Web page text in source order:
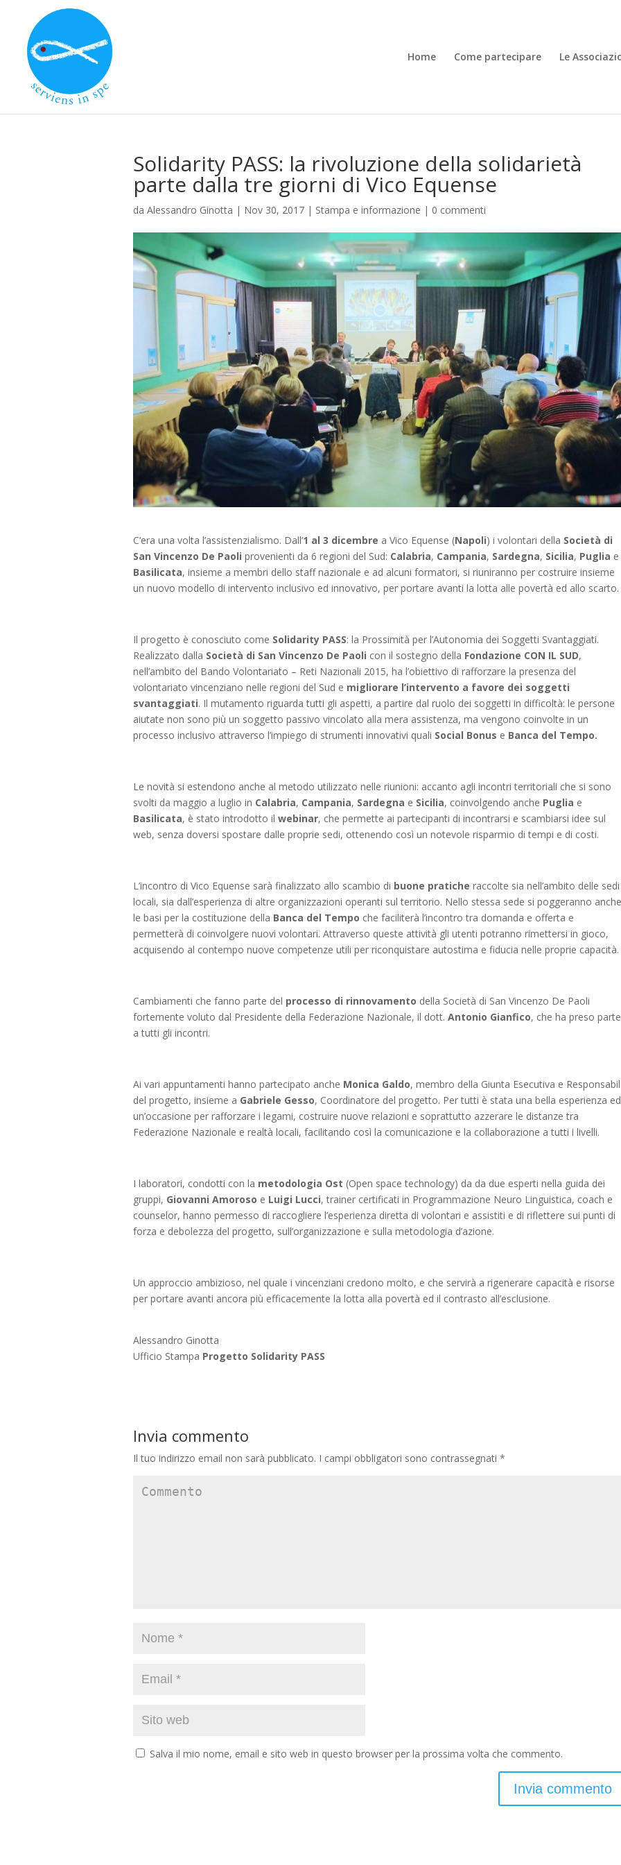
Home Come partecipare Le
Solidarity PASS: la rivoluzione della solidarietà
parte dalla tre giorni di Vico Equense
da Alessandro Ginotta | Nov 30, 2017 | Stampa e informazione | 0 commenti
C’era una volta l’assistenzialismo. Dall’1 al 3 dicembre a Vico Equense (Napoli) i volontari della Società di
San Vincenzo De Paoli provenienti da 6 regioni del Sud: Calabria, Campania, Sardegna, Sicilia, Puglia e
Basilicata, insieme a membri dello staff nazionale e ad alcuni formatori, si riuniranno per costruire insieme
un nuovo modello di intervento inclusivo ed innovativo, per portare avanti la lotta alle povertà ed allo scarto.
Il progetto è conosciuto come Solidarity PASS: la Prossimità per l’Autonomia dei Soggetti Svantaggiati.
Realizzato dalla Società di San Vincenzo De Paoli con il sostegno della Fondazione CON IL SUD,
nell’ambito del Bando Volontariato – Reti Nazionali 2015, ha l’obiettivo di rafforzare la presenza del
volontariato vincenziano nelle regioni del Sud e migliorare l’intervento a favore dei soggetti
svantaggiati. Il mutamento riguarda tutti gli aspetti, a partire dal ruolo dei soggetti in difficoltà: le persone
aiutate non sono più un soggetto passivo vincolato alla mera assistenza, ma vengono coinvolte in un
processo inclusivo attraverso l’impiego di strumenti innovativi quali Social Bonus e Banca del Tempo.
Le novità si estendono anche al metodo utilizzato nelle riunioni: accanto agli incontri territoriali che si sono
svolti da maggio a luglio in Calabria, Campania, Sardegna e Sicilia, coinvolgendo anche Puglia e
Basilicata, è stato introdotto il webinar, che permette ai partecipanti di incontrarsi e scambiarsi idee sul
web, senza doversi spostare dalle proprie sedi, ottenendo così un notevole risparmio di tempi e di costi.
L’incontro di Vico Equense sarà finalizzato allo scambio di buone pratiche raccolte sia nell’ambito delle sedi
locali, sia dall’esperienza di altre organizzazioni operanti sul territorio. Nello stessa sede si poggeranno anche
le basi per la costituzione della Banca del Tempo che faciliterà l’incontro tra domanda e offerta e
permetterà di coinvolgere nuovi volontari. Attraverso queste attività gli utenti potranno rimettersi in gioco,
acquisendo al contempo nuove competenze utili per riconquistare autostima e fiducia nelle proprie capacità.
Cambiamenti che fanno parte del processo di rinnovamento della Società di San Vincenzo De Paoli
fortemente voluto dal Presidente della Federazione Nazionale, il dott. Antonio Gianfico, che ha preso parte
a tutti gli incontri.
Ai vari appuntamenti hanno partecipato anche Monica Galdo, membro della Giunta Esecutiva e
del progetto, insieme a Gabriele Gesso, Coordinatore del progetto. Per tutti è stata una bella esperienza ed
un’occasione per rafforzare i legami, costruire nuove relazioni e soprattutto azzerare le distanze tra
Federazione Nazionale e realtà locali, facilitando così la comunicazione e la collaborazione a tutti i livelli.
I laboratori, condotti con la metodologia Ost (Open space technology) da da due esperti nella guida dei
gruppi, Giovanni Amoroso e Luigi Lucci, trainer certificati in Programmazione Neuro Linguistica, coach e
counselor, hanno permesso di raccogliere l’esperienza diretta di volontari e assistiti e di riflettere sui punti di
forza e debolezza del progetto, sull’organizzazione e sulla metodologia d’azione.
Un approccio ambizioso, nel quale i vincenziani credono molto, e che servirà a rigenerare capacità e risorse
per portare avanti ancora più efficacemente la lotta alla povertà ed il contrasto all’esclusione.
Alessandro Ginotta
Ufficio Stampa Progetto Solidarity PASS
Invia commento
Il tuo indirizzo email non sarà pubblicato. I campi obbligatori sono contrassegnati *
Salva il mio nome, email e sito web in questo browser per la prossima volta che commento.